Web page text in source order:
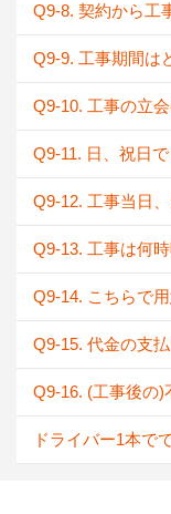
Q9-8. 契約から工
Q9-9. 工事期間は
Q9-10. 工事の立
Q9-11. 日、祝日
Q9-12. 工事当日
Q9-13. 工事は何
Q9-14. こちらで
Q9-15. 代金の支
Q9-16. (工事後の)
ドライバー1本で